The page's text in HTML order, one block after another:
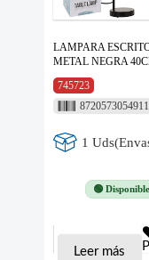
LAMPARA
METAL NEGRA
745723
8720573054911
1
🟢 Disponible
Leer más